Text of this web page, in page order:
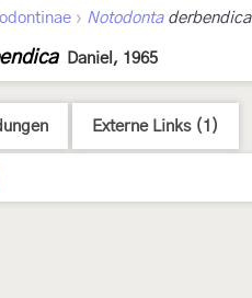
› Notodontaderbendica
Daniel, 1965
Externe Links (1)